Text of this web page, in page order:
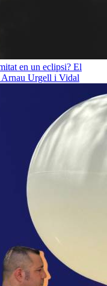
en un eclipsi? El
Arnau Urgell i Vidal